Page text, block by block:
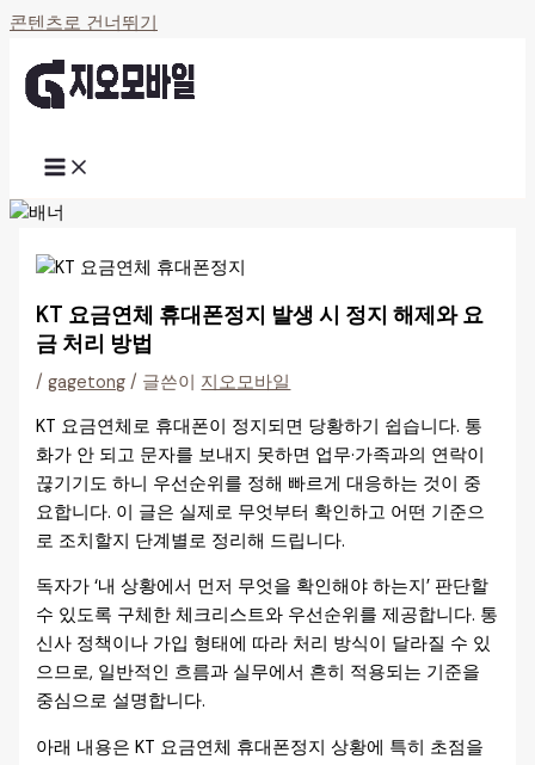
콘텐츠로 건너뛰기
KT 요금연체 휴대폰정지 발생 시 정지 해제와 요
금 처리 방법
/gagetong / 글쓴이 지오모바일
KT 요금연체로 휴대폰이 정지되면 당황하기 쉽습니다. 통
화가 안 되고 문자를 보내지 못하면 업무·가족과의 연락이
끊기기도 하니 우선순위를 정해 빠르게 대응하는 것이 중
요합니다. 이 글은 실제로 무엇부터 확인하고 어떤 기준으
로 조치할지 단계별로 정리해 드립니다.
독자가 ‘내 상황에서 먼저 무엇을 확인해야 하는지’ 판단할
수 있도록 구체한 체크리스트와 우선순위를 제공합니다. 통
신사 정책이나 가입 형태에 따라 처리 방식이 달라질 수 있
으므로, 일반적인 흐름과 실무에서 흔히 적용되는 기준을
중심으로 설명합니다.
아래 내용은 KT 요금연체 휴대폰정지 상황에 특히 초점을